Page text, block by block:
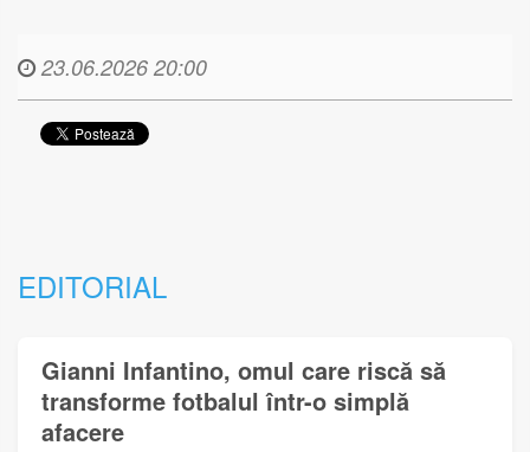
23.06.2026 20:00
EDITORIAL
Gianni Infantino, omul care riscă să
transforme fotbalul într-o simplă
afacere